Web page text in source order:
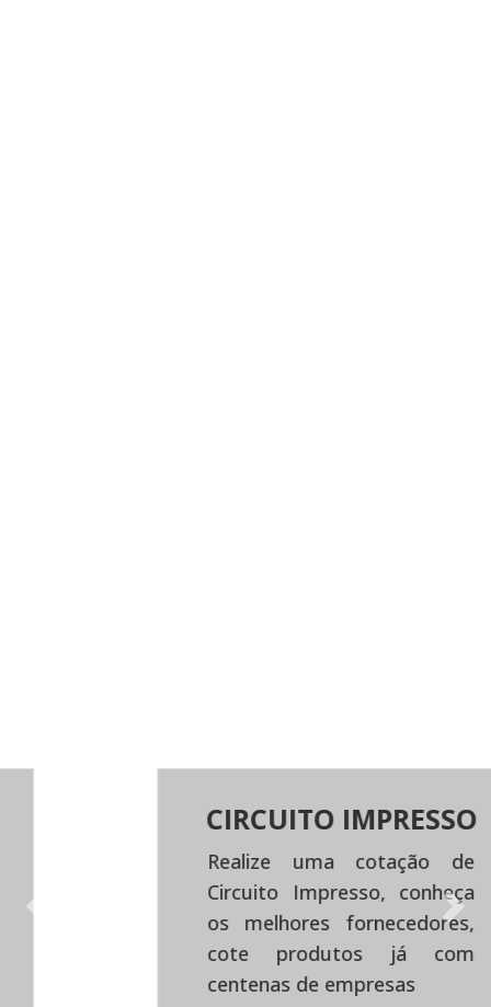
CIRCUITO IMPRESSO
Realize uma cotação de
Circuito Impresso, conheça
os melhores fornecedores,
cote produtos já com
centenas de empresas
Next